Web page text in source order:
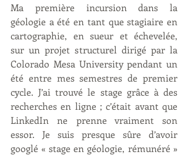
Ma première incursion dans la
géologie a été en tant que stagiaire en
cartographie, en sueur et échevelée,
sur un projet structurel dirigé par la
Colorado Mesa University pendant un
été entre mes semestres de premier
cycle. J’ai trouvé le stage grâce à des
recherches en ligne ; c’était avant que
LinkedIn ne prenne vraiment son
essor. Je suis presque sûre d’avoir
googlé « stage en géologie, rémunéré »